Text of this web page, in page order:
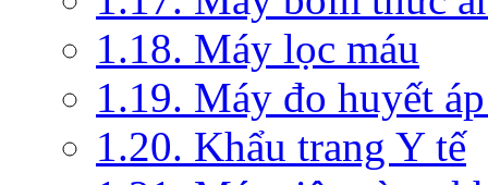
1.18. Máy lọc máu
1.19. Máy đo huyết
1.20. Khẩu trang Y tế